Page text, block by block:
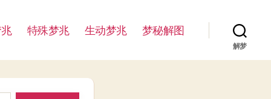
特殊梦兆 生动梦兆 梦秘解图
解梦